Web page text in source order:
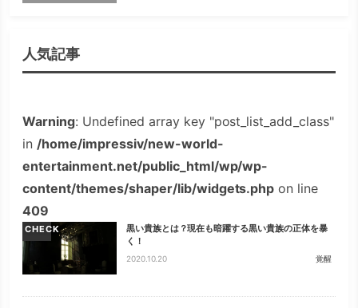
人気記事
Warning: Undefined array key "post_list_add_class"
in /home/impressiv/new-world-
entertainment.net/public_html/wp/wp-
content/themes/shaper/lib/widgets.php on line
409
CHECK
黒い貴族とは？現在も暗躍する黒い貴族の正体を暴
く！
2020.10.20 覚醒